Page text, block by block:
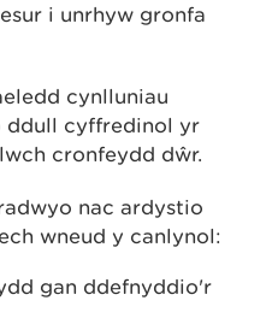
i unrhyw gronfa
cynlluniau
ddull cyffredinol yr
cronfeydd dŵr.
nac ardystio
wneud y canlynol:
gan ddefnyddio'r